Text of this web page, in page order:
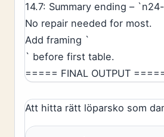
14.7: Summary ending –
No repair needed for most.
Add framing `
` before first table.
===== FINAL OUTPUT
Att hitta rätt löparsko som